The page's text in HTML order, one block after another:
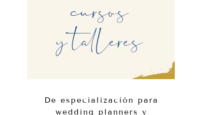
De especialización para
wedding planners y